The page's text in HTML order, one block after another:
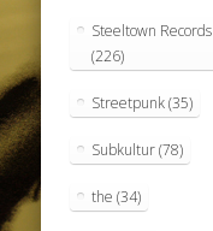
Steeltown Records
(226)
Streetpunk(35)
Subkultur(78)
the (34)